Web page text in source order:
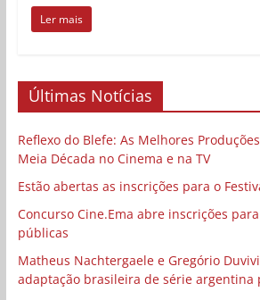
Ler mais
Últimas Notícias
Reflexo do Blefe: As Melhores
Meia Década no Cinema e na TV
Estão abertas as inscrições para o
Concurso Cine.Ema abre inscrições
públicas
Matheus Nachtergaele e Gregório
adaptação brasileira de série argentina